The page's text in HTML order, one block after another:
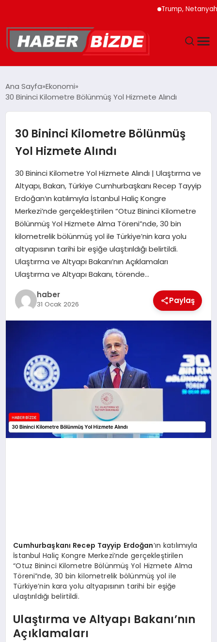
Trump, Netanyahu’ya
EKONOMI
EĞITIM
MAGAZIN
SPOR
TEKNOLOJI
Ana Sayfa Ekonomi
30 Bininci Kilometre Bölünmüş Yol Hizmete Alındı
30 Bininci Kilometre Bölünmüş
Yol Hizmete Alındı
30 Bininci Kilometre Yol Hizmete Alındı | Ulaştırma ve
Altyapı, Bakan, Türkiye Cumhurbaşkanı Recep Tayyip
Erdoğan‘ın katılımıyla İstanbul Haliç Kongre
Merkezi’nde gerçekleştirilen “Otuz Bininci Kilometre
Bölünmüş Yol Hizmete Alma Töreni”nde, 30 bin
kilometrelik bölünmüş yol ile Türkiye’nin kara yolu
altyapısının tarihi bir eşiğe ulaştırıldığı belirtildi.
Ulaştırma ve Altyapı Bakanı’nın Açıklamaları
Ulaştırma ve Altyapı Bakanı, törende…
haber
31 Ocak 2026 Paylaş
Cumhurbaşkanı Recep Tayyip Erdoğan‘ın katılımıyla
İstanbul Haliç Kongre Merkezi’nde gerçekleştirilen
“Otuz Bininci Kilometre Bölünmüş Yol Hizmete Alma
Töreni”nde, 30 bin kilometrelik bölünmüş yol ile
Türkiye’nin kara yolu altyapısının tarihi bir eşiğe
ulaştırıldığı belirtildi.
Ulaştırma ve Altyapı Bakanı’nın
Açıklamaları